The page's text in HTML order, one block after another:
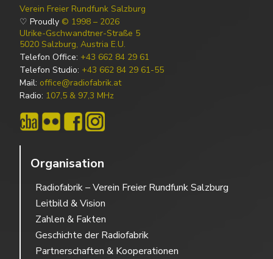
Verein Freier Rundfunk Salzburg
♡ Proudly © 1998 – 2026
Ulrike-Gschwandtner-Straße 5
5020 Salzburg, Austria E.U.
Telefon Office: +43 662 84 29 61
Telefon Studio: +43 662 84 29 61-55
Mail: office@radiofabrik.at
Radio: 107,5 & 97,3 MHz
Organisation
Radiofabrik – Verein Freier Rundfunk Salzburg
Leitbild & Vision
Zahlen & Fakten
Geschichte der Radiofabrik
Partnerschaften & Kooperationen